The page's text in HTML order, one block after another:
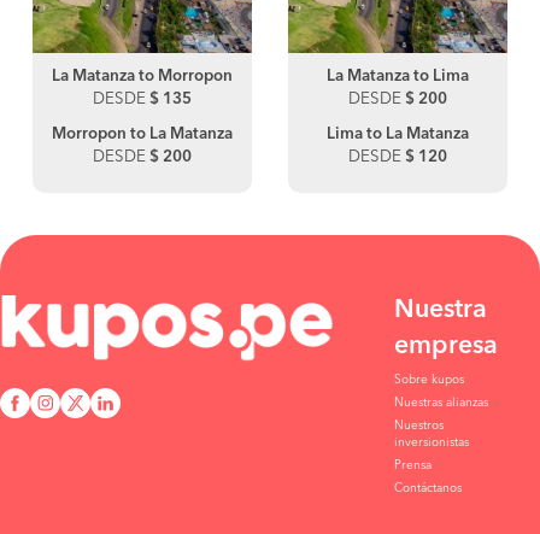
La Matanza to Morropon
DESDE $ 135
Morropon to La Matanza
DESDE $ 200
La Matanza to Lima
DESDE $ 200
Lima to La Matanza
DESDE $ 120
Nuestra
empresa
Sobre kupos
Nuestras alianzas
Nuestros
inversionistas
Prensa
Contáctanos